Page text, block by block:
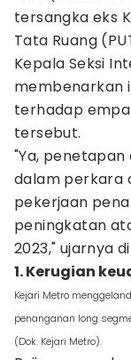
tersangka eks
Tata Ruang
Kepala Seksi
membenarkan
terhadap
tersebut.
"Ya,
dalam perkara
pekerjaan
peningkatan
2023," ujarnya
1. Kerugian
Kejari Metro
penanganan long
(Dok. Kejari Metro).